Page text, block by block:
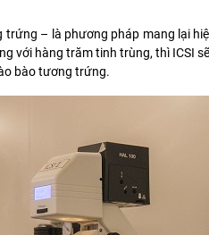
– là phương pháp mang lại
với hàng trăm tinh trùng, thì ICSI
bào tương trứng.